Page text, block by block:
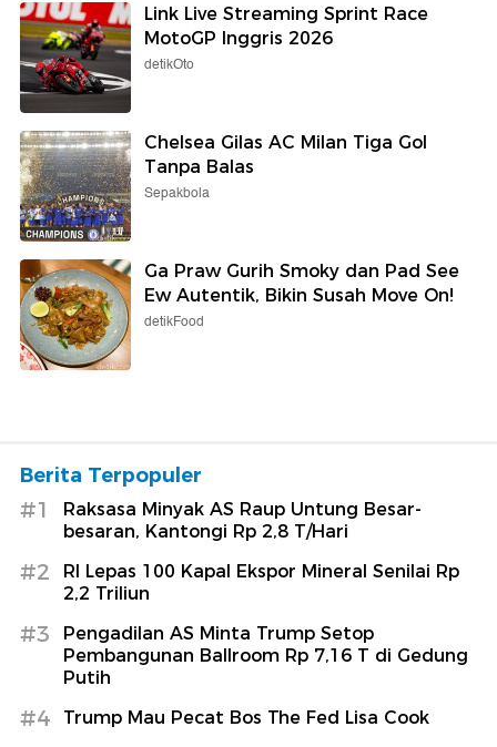
Link Live Streaming Sprint Race
MotoGP Inggris 2026
detikOto
Chelsea Gilas AC Milan Tiga Gol
Tanpa Balas
Sepakbola
Ga Praw Gurih Smoky dan Pad See
Ew Autentik, Bikin Susah Move On!
detikFood
Berita Terpopuler
#1
Raksasa Minyak AS Raup Untung Besar-
besaran, Kantongi Rp 2,8 T/Hari
#2
RI Lepas 100 Kapal Ekspor Mineral Senilai Rp
2,2 Triliun
#3
Pengadilan AS Minta Trump Setop
Pembangunan Ballroom Rp 7,16 T di Gedung
Putih
#4 Trump Mau Pecat Bos The Fed Lisa Cook